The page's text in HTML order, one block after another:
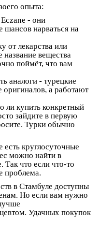
опыта:
Eczane - они
нарваться на
от лекарства или
вещества
поймёт, что вам
аналоги - турецкие
а работают
ли купить конкретный
зайдите в первую
Турки обычно
круглосуточные
можно найти в
Так что если что-то
проблема.
в Стамбуле доступны
Но если вам нужно
Удачных покупок